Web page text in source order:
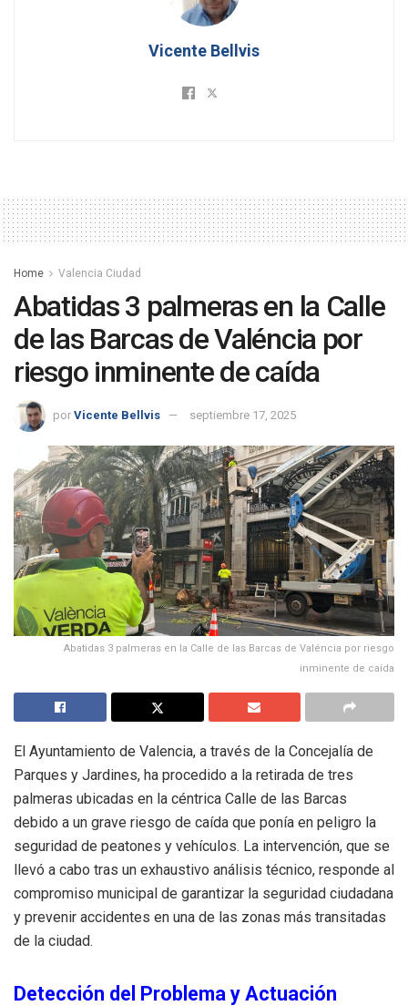
Vicente Bellvis
Home Valencia Ciudad
Abatidas 3 palmeras en la Calle
de las Barcas de Valéncia por
riesgo inminente de caída
por Vicente Bellvis septiembre 17, 2025
Abatidas 3 palmeras en la Calle de las Barcas de Valéncia por riesgo
inminente de caída
El Ayuntamiento de Valencia, a través de la Concejalía de
Parques y Jardines, ha procedido a la retirada de tres
palmeras ubicadas en la céntrica Calle de las Barcas
debido a un grave riesgo de caída que ponía en peligro la
seguridad de peatones y vehículos. La intervención, que se
llevó a cabo tras un exhaustivo análisis técnico, responde al
compromiso municipal de garantizar la seguridad ciudadana
y prevenir accidentes en una de las zonas más transitadas
de la ciudad.
Detección del Problema y Actuación